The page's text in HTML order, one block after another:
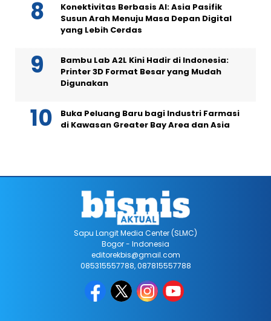
Konektivitas Berbasis AI: Asia Pasifik
Susun Arah Menuju Masa Depan Digital
yang Lebih Cerdas
Bambu Lab A2L Kini Hadir di Indonesia:
Printer 3D Format Besar yang Mudah
Digunakan
Buka Peluang Baru bagi Industri Farmasi
di Kawasan Greater Bay Area dan Asia
Sapu Langit Media Center (SLMC)
Bogor - Indonesia
editorekbis@gmail.com
085315557788, 087815557788